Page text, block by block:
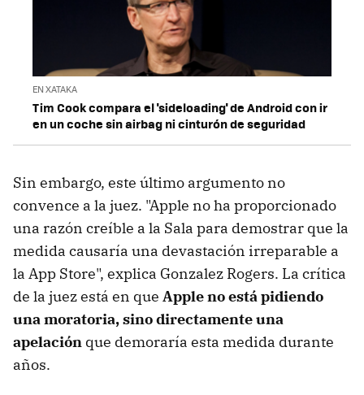
EN XATAKA
Tim Cook compara el 'sideloading' de Android con ir
en un coche sin airbag ni cinturón de seguridad
Sin embargo, este último argumento no
convence a la juez. "Apple no ha proporcionado
una razón creíble a la Sala para demostrar que la
medida causaría una devastación irreparable a
la App Store", explica Gonzalez Rogers. La crítica
de la juez está en que Apple no está pidiendo
una moratoria, sino directamente una
apelación que demoraría esta medida durante
años.